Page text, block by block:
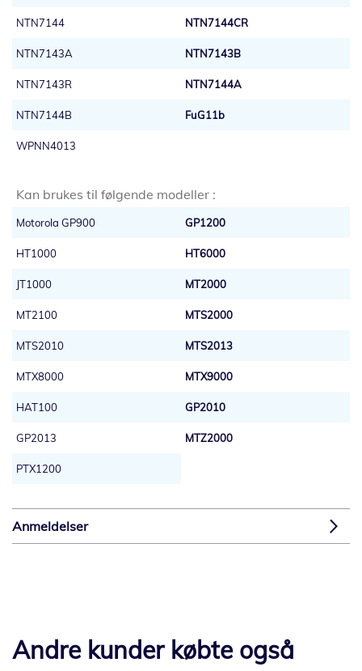
NTN7144 NTN7144CR
NTN7143A NTN7143B
NTN7143R NTN7144A
NTN7144B FuG11b
WPNN4013
Kan brukes til følgende modeller :
Motorola GP900 GP1200
HT1000 HT6000
JT1000 MT2000
MT2100 MTS2000
MTS2010 MTS2013
MTX8000 MTX9000
HAT100 GP2010
GP2013 MTZ2000
PTX1200
Anmeldelser
Andre kunder købte også